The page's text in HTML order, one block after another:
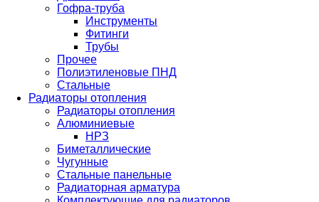
Гофра-труба
Инструменты
Фитинги
Трубы
Прочее
Полиэтиленовые ПНД
Стальные
Радиаторы отопления
Радиаторы отопления
Алюминиевые
НРЗ
Биметаллические
Чугунные
Стальные панельные
Радиаторная арматура